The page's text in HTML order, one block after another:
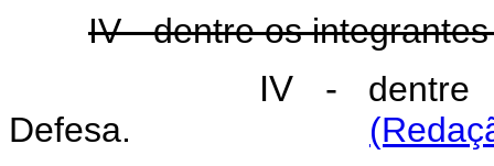
IV - dentre os
IV -
Defesa.